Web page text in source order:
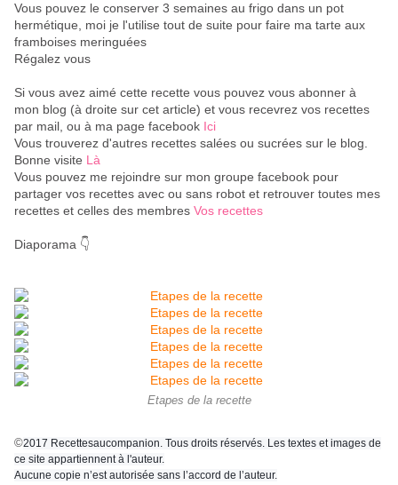
Vous pouvez le conserver 3 semaines au frigo dans un pot
hermétique, moi je l'utilise tout de suite pour faire ma tarte aux
framboises meringuées
Régalez vous
Si vous avez aimé cette recette vous pouvez vous abonner à
mon blog (à droite sur cet article) et vous recevrez vos recettes
par mail, ou à ma page facebook Ici
Vous trouverez d'autres recettes salées ou sucrées sur le blog.
Bonne visite Là
Vous pouvez me rejoindre sur mon groupe facebook pour
partager vos recettes avec ou sans robot et retrouver toutes mes
recettes et celles des membres Vos recettes
Diaporama 👇
Etapes de la recette
©2017 Recettesaucompanion. Tous droits réservés. Les textes et images de
ce site appartiennent à l'auteur.
Aucune copie n’est autorisée sans l’accord de l’auteur.